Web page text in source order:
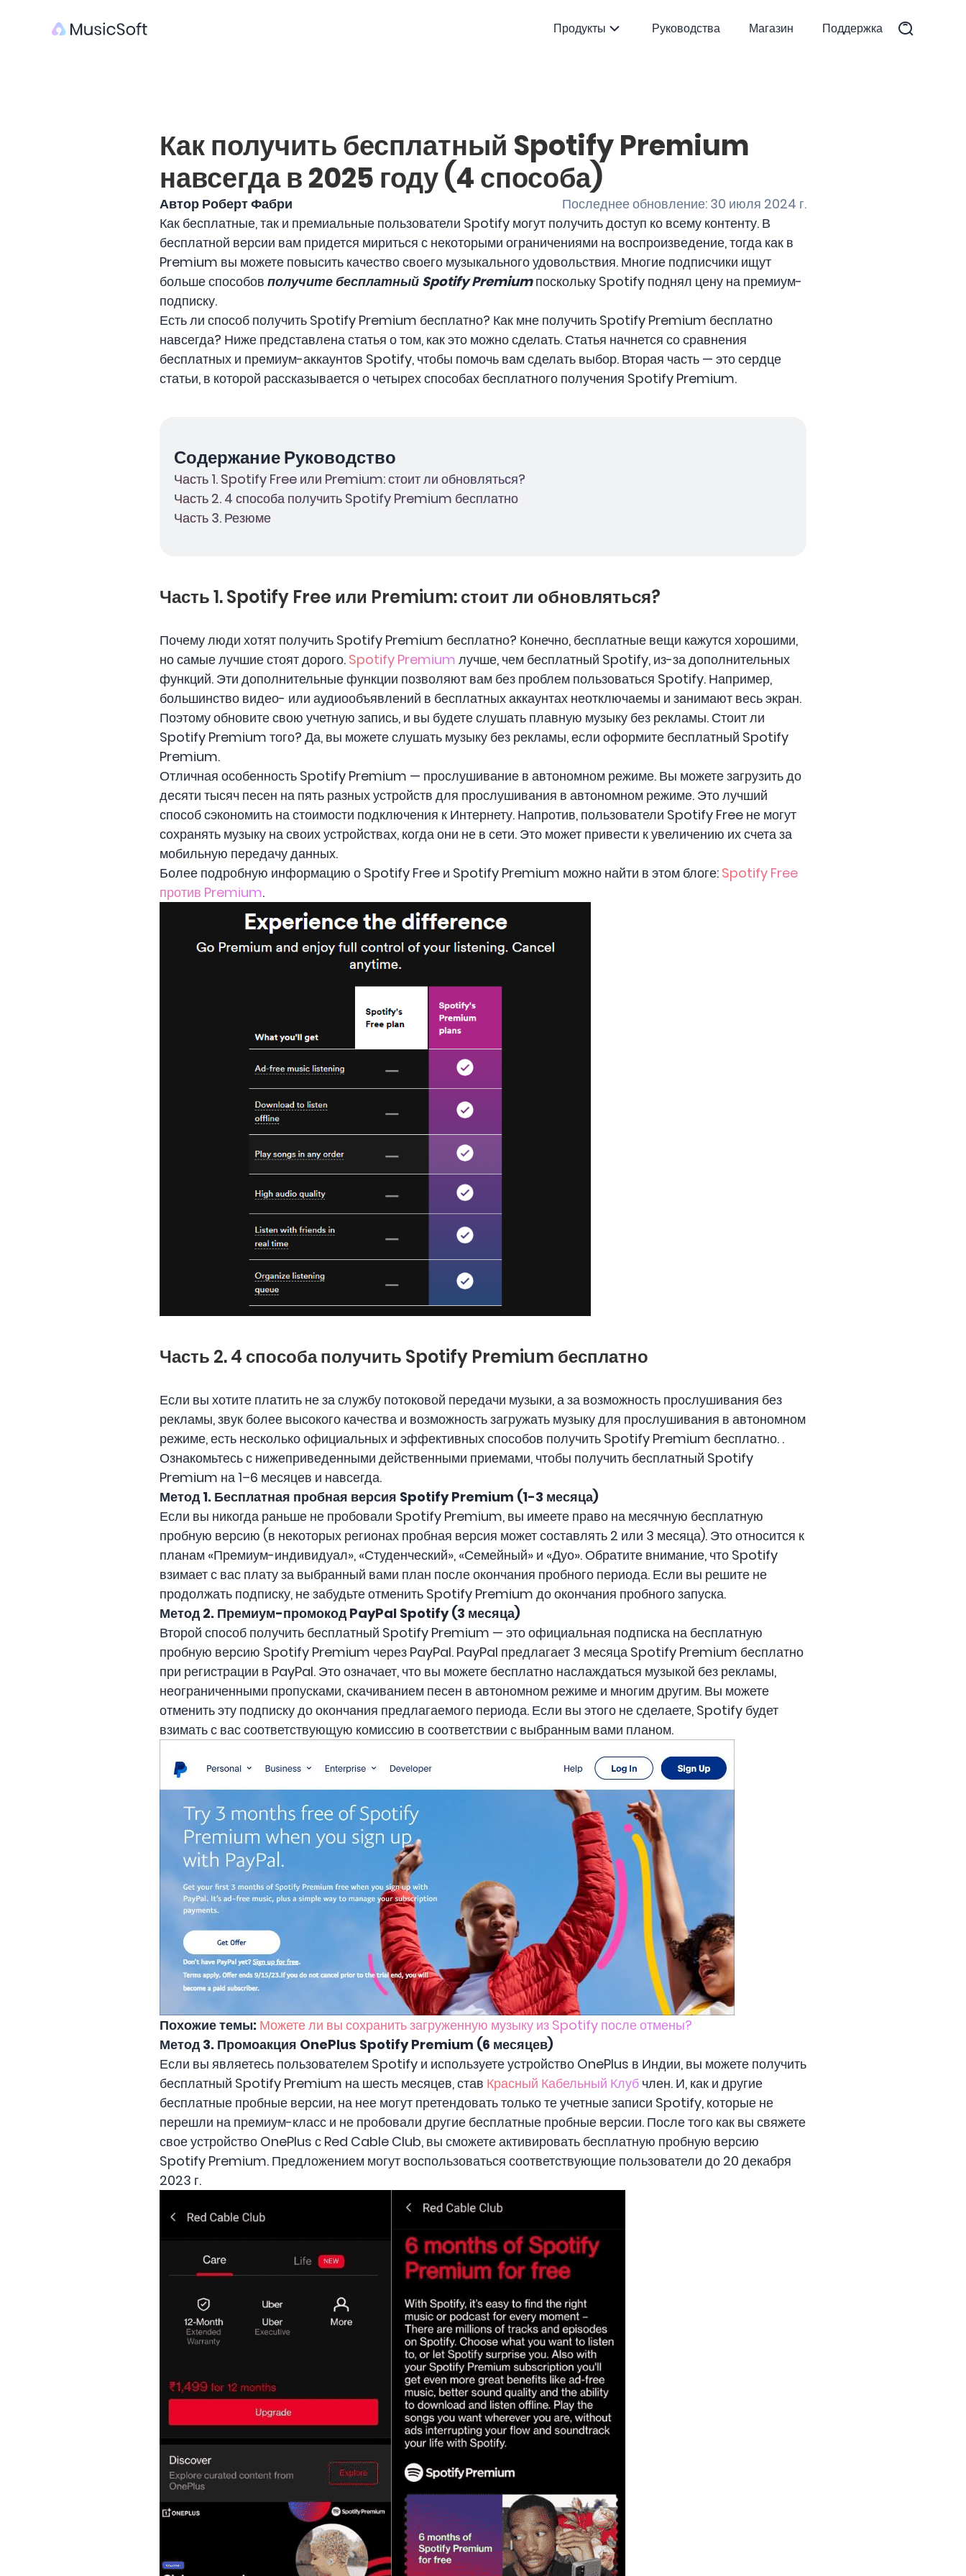
Продукты Руководства Магазин Поддержка
Как получить бесплатный Spotify Premium
навсегда в 2025 году (4 способа)
Автор Роберт Фабри
Последнее обновление: 30 июля 2024 г.
Как бесплатные, так и премиальные пользователи Spotify могут получить доступ ко всему контенту. В
бесплатной версии вам придется мириться с некоторыми ограничениями на воспроизведение, тогда как в
Premium вы можете повысить качество своего музыкального удовольствия. Многие подписчики ищут
больше способов получите бесплатный Spotify Premiumпоскольку Spotify поднял цену на премиум-
подписку.
Есть ли способ получить Spotify Premium бесплатно? Как мне получить Spotify Premium бесплатно
навсегда? Ниже представлена ​​статья о том, как это можно сделать. Статья начнется со сравнения
бесплатных и премиум-аккаунтов Spotify, чтобы помочь вам сделать выбор. Вторая часть — это сердце
статьи, в которой рассказывается о четырех способах бесплатного получения Spotify Premium.
Содержание Руководство
Часть 1. Spotify Free или Premium: стоит ли обновляться?
Часть 2. 4 способа получить Spotify Premium бесплатно
Часть 3. Резюме
Часть 1. Spotify Free или Premium: стоит ли обновляться?
Почему люди хотят получить Spotify Premium бесплатно? Конечно, бесплатные вещи кажутся хорошими,
но самые лучшие стоят дорого. Spotify Premium лучше, чем бесплатный Spotify, из-за дополнительных
функций. Эти дополнительные функции позволяют вам без проблем пользоваться Spotify. Например,
большинство видео- или аудиообъявлений в бесплатных аккаунтах неотключаемы и занимают весь экран.
Поэтому обновите свою учетную запись, и вы будете слушать плавную музыку без рекламы. Стоит ли
Spotify Premium того? Да, вы можете слушать музыку без рекламы, если оформите бесплатный Spotify
Premium.
Отличная особенность Spotify Premium — прослушивание в автономном режиме. Вы можете загрузить до
десяти тысяч песен на пять разных устройств для прослушивания в автономном режиме. Это лучший
способ сэкономить на стоимости подключения к Интернету. Напротив, пользователи Spotify Free не могут
сохранять музыку на своих устройствах, когда они не в сети. Это может привести к увеличению их счета за
мобильную передачу данных.
Более подробную информацию о Spotify Free и Spotify Premium можно найти в этом блоге: Spotify Free
против Premium.
Часть 2. 4 способа получить Spotify Premium бесплатно
Если вы хотите платить не за службу потоковой передачи музыки, а за возможность прослушивания без
рекламы, звук более высокого качества и возможность загружать музыку для прослушивания в автономном
режиме, есть несколько официальных и эффективных способов получить Spotify Premium бесплатно. .
Ознакомьтесь с нижеприведенными действенными приемами, чтобы получить бесплатный Spotify
Premium на 1–6 месяцев и навсегда.
Метод 1. Бесплатная пробная версия Spotify Premium (1-3 месяца)
Если вы никогда раньше не пробовали Spotify Premium, вы имеете право на месячную бесплатную
пробную версию (в некоторых регионах пробная версия может составлять 2 или 3 месяца). Это относится к
планам «Премиум-индивидуал», «Студенческий», «Семейный» и «Дуо». Обратите внимание, что Spotify
взимает с вас плату за выбранный вами план после окончания пробного периода. Если вы решите не
продолжать подписку, не забудьте отменить Spotify Premium до окончания пробного запуска.
Метод 2. Премиум-промокод PayPal Spotify (3 месяца)
Второй способ получить бесплатный Spotify Premium — это официальная подписка на бесплатную
пробную версию Spotify Premium через PayPal. PayPal предлагает 3 месяца Spotify Premium бесплатно
при регистрации в PayPal. Это означает, что вы можете бесплатно наслаждаться музыкой без рекламы,
неограниченными пропусками, скачиванием песен в автономном режиме и многим другим. Вы можете
отменить эту подписку до окончания предлагаемого периода. Если вы этого не сделаете, Spotify будет
взимать с вас соответствующую комиссию в соответствии с выбранным вами планом.
Похожие темы: Можете ли вы сохранить загруженную музыку из Spotify после отмены?
Метод 3. Промоакция OnePlus Spotify Premium (6 месяцев)
Если вы являетесь пользователем Spotify и используете устройство OnePlus в Индии, вы можете получить
бесплатный Spotify Premium на шесть месяцев, став Красный Кабельный Клуб член. И, как и другие
бесплатные пробные версии, на нее могут претендовать только те учетные записи Spotify, которые не
перешли на премиум-класс и не пробовали другие бесплатные пробные версии. После того как вы свяжете
свое устройство OnePlus с Red Cable Club, вы сможете активировать бесплатную пробную версию
Spotify Premium. Предложением могут воспользоваться соответствующие пользователи до 20 декабря
2023 г.